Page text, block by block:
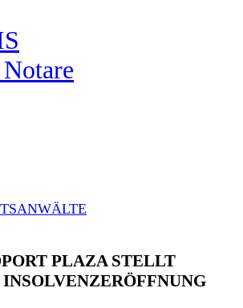
PLAZA STELLT